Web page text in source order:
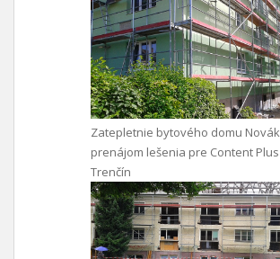
Zatepletnie bytového domu
prenájom lešenia pre Content Plus
Trenčín